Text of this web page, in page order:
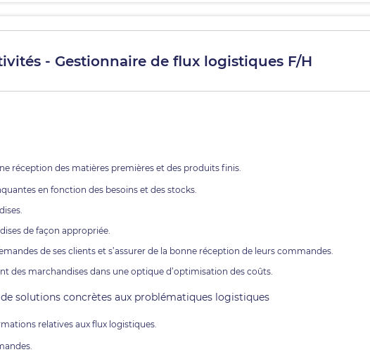
- Gestionnaire de flux logistiques F/H
réception des matières premières et des produits finis.
en fonction des besoins et des stocks.
de façon appropriée.
de ses clients et s’assurer de la bonne réception de leurs commandes.
des marchandises dans une optique d’optimisation des coûts.
solutions concrètes aux problématiques logistiques
relatives aux flux logistiques.